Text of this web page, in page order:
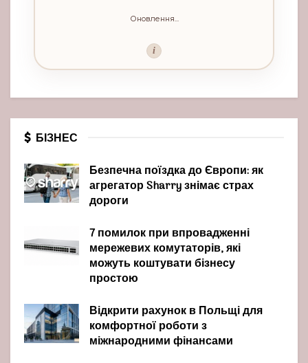
Оновлення...
i
БІЗНЕС
Безпечна поїздка до Європи: як
агрегатор Sharry знімає страх
дороги
7 помилок при впровадженні
мережевих комутаторів, які
можуть коштувати бізнесу
простою
Відкрити рахунок в Польщі для
комфортної роботи з
міжнародними фінансами